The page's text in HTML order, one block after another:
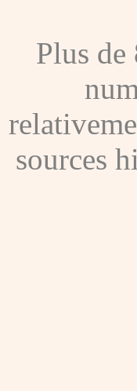
Plus
sources